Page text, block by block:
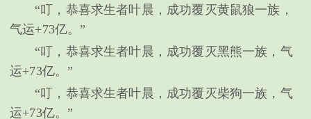
“叮，恭喜求生者叶晨，成功覆灭黄鼠狼一族，
气运+73亿。”
“叮，恭喜求生者叶晨，成功覆灭黑熊一族，气
运+73亿。”
“叮，恭喜求生者叶晨，成功覆灭柴狗一族，气
运+73亿。”